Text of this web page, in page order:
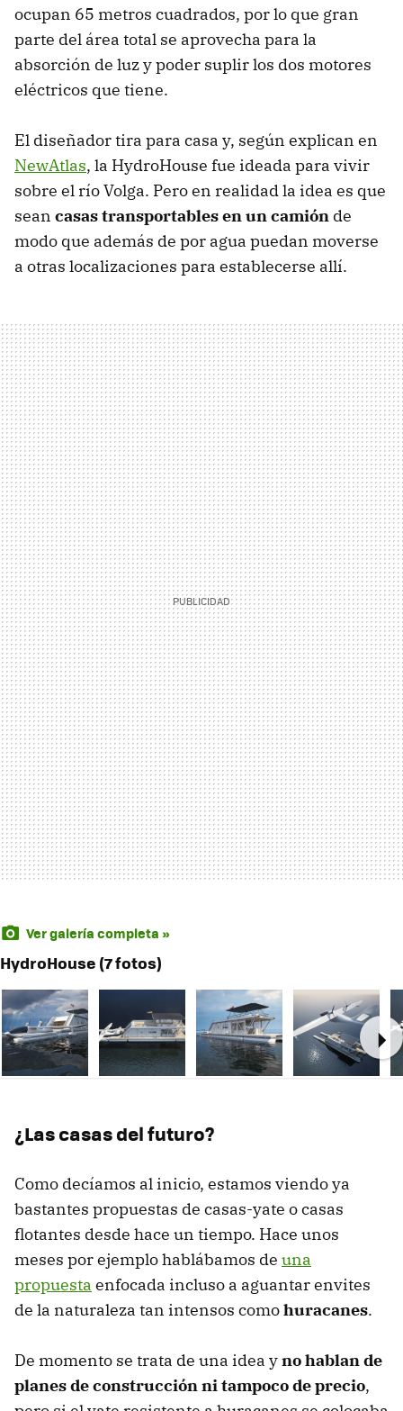
ocupan 65 metros cuadrados, por lo que gran
parte del área total se aprovecha para la
absorción de luz y poder suplir los dos motores
eléctricos que tiene.
El diseñador tira para casa y, según explican en
NewAtlas, la HydroHouse fue ideada para vivir
sobre el río Volga. Pero en realidad la idea es que
sean casas transportables en un camión de
modo que además de por agua puedan moverse
a otras localizaciones para establecerse allí.
Ver galería completa »
HydroHouse (7 fotos)
¿Las casas del futuro?
Como decíamos al inicio, estamos viendo ya
bastantes propuestas de casas-yate o casas
flotantes desde hace un tiempo. Hace unos
meses por ejemplo hablábamos de una
propuesta enfocada incluso a aguantar envites
de la naturaleza tan intensos comohuracanes.
De momento se trata de una idea yno hablan de
planes de construcción ni tampoco de precio,